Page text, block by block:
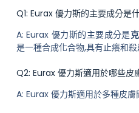
Q1: Eurax 優力斯的主要成分是
A: Eurax 優力斯的主要成分是
是一種合成化合物,具有止癢和殺
Q2: Eurax 優力斯適用於哪些皮
A: Eurax 優力斯適用於多種皮膚